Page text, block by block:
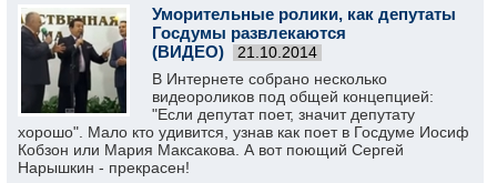
Уморительные ролики, как депутаты
Госдумы развлекаются
(ВИДЕО)
21.10.2014
В Интернете собрано несколько
видеороликов под общей концепцией:
"Если депутат поет, значит депутату
хорошо". Мало кто удивится, узнав как поет в Госдуме Иосиф
Кобзон или Мария Максакова. А вот поющий Сергей
Нарышкин - прекрасен!